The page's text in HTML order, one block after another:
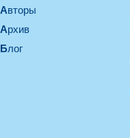
Авторы
Архив
Блог